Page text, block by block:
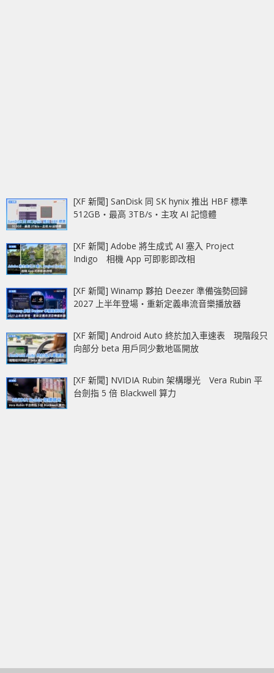
[XF 新聞] SanDisk 同 SK hynix 推出 HBF 標準
512GB‧最高 3TB/s‧主攻 AI 記憶體
[XF 新聞] Adobe 將生成式 AI 塞入 Project
Indigo 相機 App 可即影即改相
[XF 新聞] Winamp 夥拍 Deezer 準備強勢回歸
2027 上半年登場‧重新定義串流音樂播放器
[XF 新聞] Android Auto 終於加入車速表 現階段只
向部分 beta 用戶同少數地區開放
[XF 新聞] NVIDIA Rubin 架構曝光 Vera Rubin 平
台劍指 5 倍 Blackwell 算力